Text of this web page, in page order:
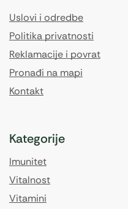
Uslovi i odredbe
Politika privatnosti
Reklamacije i povrat
Pronađi na mapi
Kontakt
Kategorije
Imunitet
Vitalnost
Vitamini